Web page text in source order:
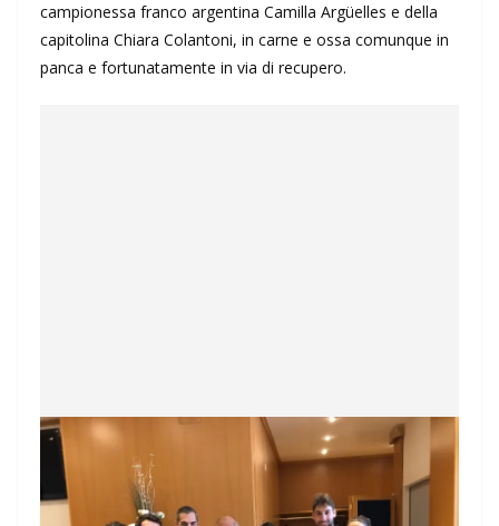
campionessa franco argentina Camilla Argüelles e della
capitolina Chiara Colantoni, in carne e ossa comunque in
panca e fortunatamente in via di recupero.